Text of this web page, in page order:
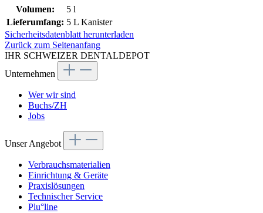
Volumen:
5 l
Lieferumfang: 5 L Kanister
Sicherheitsdatenblatt herunterladen
Zurück zum Seitenanfang
IHR SCHWEIZER DENTALDEPOT
Unternehmen
Wer wir sind
Buchs/ZH
Jobs
Unser Angebot
Verbrauchsmaterialien
Einrichtung & Geräte
Praxislösungen
Technischer Service
Plu°line